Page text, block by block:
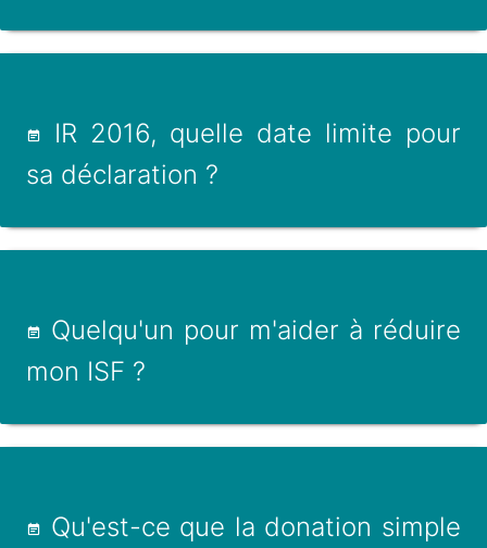
IR 2016, quelle date limite pour
sa déclaration ?
Quelqu'un pour m'aider à réduire
mon ISF ?
Qu'est-ce que la donation simple